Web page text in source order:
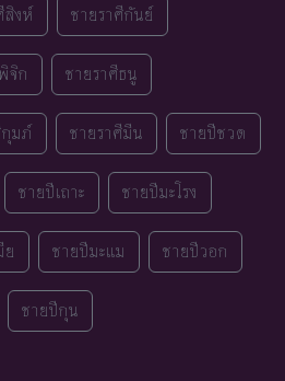
สิงห์ ชายราศีกันย์
จิก ชายราศีธนู
มภ์ ชายราศีมีน ชายปีชวด
ชายปีเถาะ ชายปีมะโรง
ย ชายปีมะแม ชายปีวอก
ชายปีกุน